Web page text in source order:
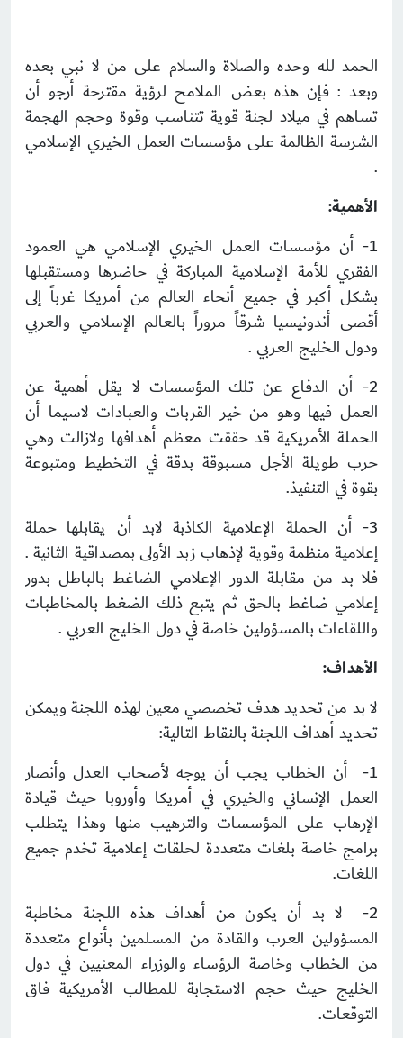
الحمد لله وحده والصلاة والسلام على من لا نبي بعده
وبعد : فإن هذه بعض الملامح لرؤية مقترحة أرجو أن
تساهم في ميلاد لجنة قوية تتناسب وقوة وحجم الهجمة
الشرسة الظالمة على مؤسسات العمل الخيري الإسلامي
.
الأهمية:
1- أن مؤسسات العمل الخيري الإسلامي هي العمود
الفقري للأمة الإسلامية المباركة في حاضرها ومستقبلها
بشكل أكبر في جميع أنحاء العالم من أمريكا غرباً إلى
أقصى أندونيسيا شرقاً مروراً بالعالم الإسلامي والعربي
ودول الخليج العربي .
2- أن الدفاع عن تلك المؤسسات لا يقل أهمية عن
العمل فيها وهو من خير القربات والعبادات لاسيما أن
الحملة الأمريكية قد حققت معظم أهدافها ولازالت وهي
حرب طويلة الأجل مسبوقة بدقة في التخطيط ومتبوعة
بقوة في التنفيذ.
3- أن الحملة الإعلامية الكاذبة لابد أن يقابلها حملة
إعلامية منظمة وقوية لإذهاب زبد الأولى بمصداقية الثانية .
فلا بد من مقابلة الدور الإعلامي الضاغط بالباطل بدور
إعلامي ضاغط بالحق ثم يتبع ذلك الضغط بالمخاطبات
واللقاءات بالمسؤولين خاصة في دول الخليج العربي .
الأهداف:
لا بد من تحديد هدف تخصصي معين لهذه اللجنة ويمكن
تحديد أهداف اللجنة بالنقاط التالية:
1- أن الخطاب يجب أن يوجه لأصحاب العدل وأنصار
العمل الإنساني والخيري في أمريكا وأوروبا حيث قيادة
الإرهاب على المؤسسات والترهيب منها وهذا يتطلب
برامج خاصة بلغات متعددة لحلقات إعلامية تخدم جميع
اللغات.
2- لا بد أن يكون من أهداف هذه اللجنة مخاطبة
المسؤولين العرب والقادة من المسلمين بأنواع متعددة
من الخطاب وخاصة الرؤساء والوزراء المعنيين في دول
الخليج حيث حجم الاستجابة للمطالب الأمريكية فاق
التوقعات.